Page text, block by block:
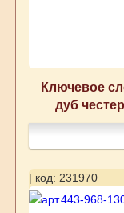
Ключевое
дуб
| код: 231970